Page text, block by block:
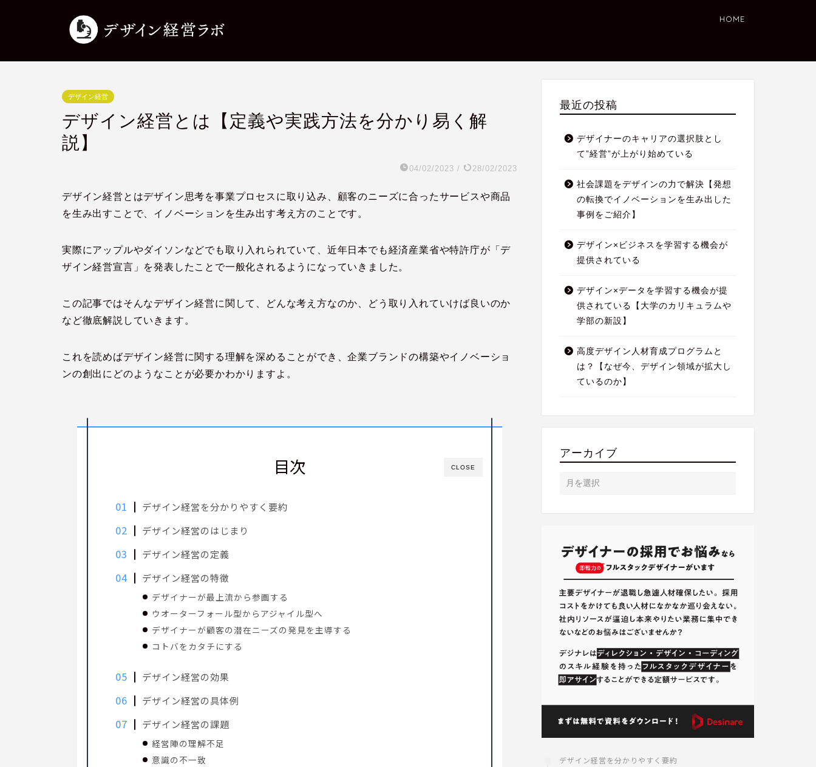
HOME
デザイン経営
デザイン経営とは【定義や実践方法を分かり易く解
説】
04/02/2023 / 28/02/2023
デザイン経営とはデザイン思考を事業プロセスに取り込み、顧客のニーズに合ったサービスや商品
を生み出すことで、イノベーションを生み出す考え方のことです。
実際にアップルやダイソンなどでも取り入れられていて、近年日本でも経済産業省や特許庁が「デ
ザイン経営宣言」を発表したことで一般化されるようになっていきました。
この記事ではそんなデザイン経営に関して、どんな考え方なのか、どう取り入れていけば良いのか
など徹底解説していきます。
これを読めばデザイン経営に関する理解を深めることができ、企業ブランドの構築やイノベーショ
ンの創出にどのようなことが必要かわかりますよ。
CLOSE
目次
デザイン経営を分かりやすく要約
デザイン経営のはじまり
デザイン経営の定義
デザイン経営の特徴
デザイナーが最上流から参画する
ウオーターフォール型からアジャイル型へ
デザイナーが顧客の潜在ニーズの発見を主導する
コトバをカタチにする
デザイン経営の効果
デザイン経営の具体例
デザイン経営の課題
経営陣の理解不足
意識の不一致
最近の投稿
デザイナーのキャリアの選択肢とし
て”経営”が上がり始めている
社会課題をデザインの力で解決【発想
の転換でイノベーションを生み出した
事例をご紹介】
デザイン×ビジネスを学習する機会が
提供されている
デザイン×データを学習する機会が提
供されている【大学のカリキュラムや
学部の新設】
高度デザイン人材育成プログラムと
は？【なぜ今、デザイン領域が拡大し
ているのか】
アーカイブ
デザイン経営を分かりやすく要約